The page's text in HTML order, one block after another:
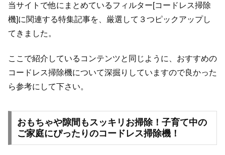
当サイトで他にまとめているフィルター[コードレス掃除
機]に関連する特集記事を、厳選して３つピックアップし
てきました。
ここで紹介しているコンテンツと同じように、おすすめの
コードレス掃除機について深掘りしていますので良かった
ら参考にして下さい。
おもちゃや隙間もスッキリお掃除！子育て中の
ご家庭にぴったりのコードレス掃除機！